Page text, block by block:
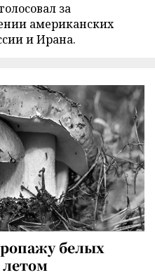
за
американских
и Ирана.
белых
летом